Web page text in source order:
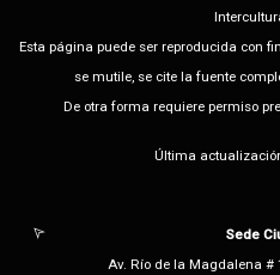
Esta página puede ser reproducida con
se mutile, se cite la fuente
De otra forma requiere permiso
Última
Sede
Av. Río de la Magdalena #